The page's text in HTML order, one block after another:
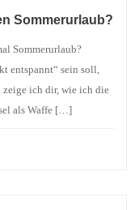
Sommerurlaub?
Sommerurlaub?
entspannt“ sein soll,
ich dir, wie ich die
als Waffe […]